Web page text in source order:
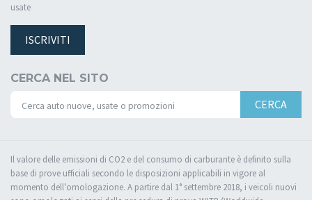
usate
ISCRIVITI
CERCA NEL SITO
CERCA
Il valore delle emissioni di CO2 e del consumo di carburante è definito sulla
base di prove ufficiali secondo le disposizioni applicabili in vigore al
momento dell'omologazione. A partire dal 1° settembre 2018, i veicoli nuovi